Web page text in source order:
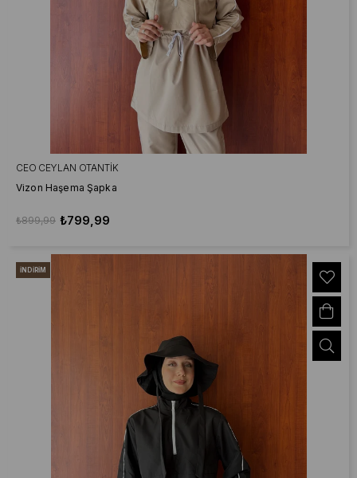
CEO CEYLAN OTANTIK
Vizon Haşema Şapka
₺799,99
₺899,99
İNDIRIM